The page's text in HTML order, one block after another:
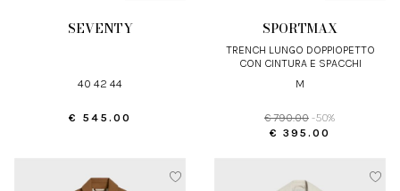
SEVENTY
40 42 44
€ 545.00
SPORTMAX
TRENCH LUNGO DOPPIOPETTO
CON CINTURA E SPACCHI
M
€ 790.00 -50%
€ 395.00